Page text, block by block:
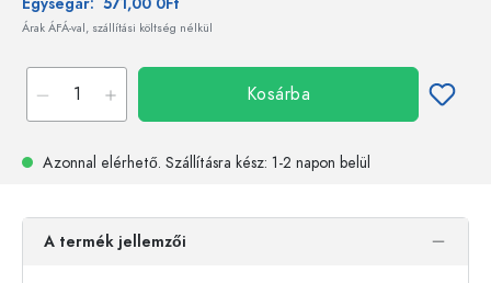
Árak ÁFÁ-val, szállítási költség nélkül
Kosárba
Azonnal elérhető. Szállításra kész: 1-2 napon belül
A termék jellemzői